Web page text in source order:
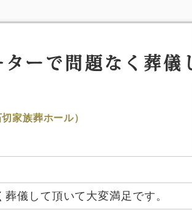
ーで問題なく葬儀
家族葬ホール）
儀して頂いて大変満足です。